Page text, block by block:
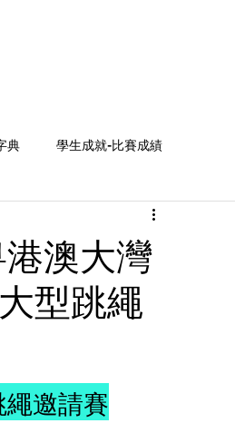
典 學生成就-比賽成績
澳大灣
型跳繩
邀請賽